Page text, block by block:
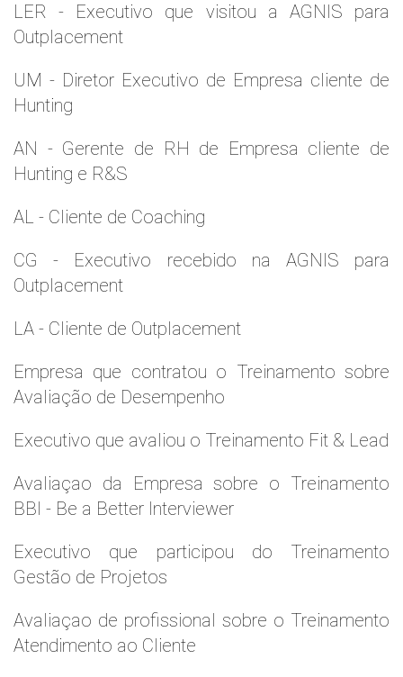
LER - Executivo que visitou a AGNIS para
Outplacement
UM - Diretor Executivo de Empresa cliente de
Hunting
AN - Gerente de RH de Empresa cliente de
Hunting e R&S
AL - Cliente de Coaching
CG - Executivo recebido na AGNIS para
Outplacement
LA - Cliente de Outplacement
Empresa que contratou o Treinamento sobre
Avaliação de Desempenho
Executivo que avaliou o Treinamento Fit & Lead
Avaliaçao da Empresa sobre o Treinamento
BBI - Be a Better Interviewer
Executivo que participou do Treinamento
Gestão de Projetos
Avaliaçao de profissional sobre o Treinamento
Atendimento ao Cliente